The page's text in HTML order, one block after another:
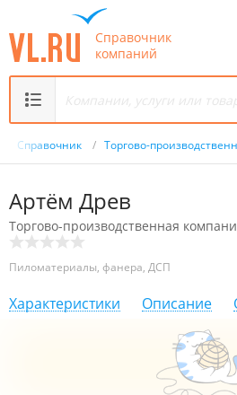
Справочник
компаний
Справочник / Торгово-
Артём Древ
Торгово-производственная
Пиломатериалы, фанера, ДСП
Характеристики Описание